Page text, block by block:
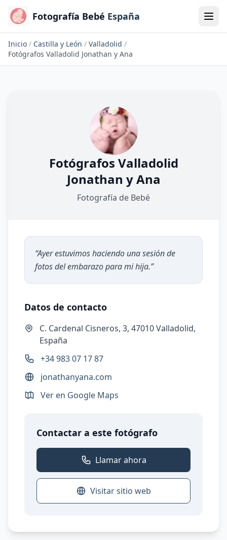
Fotografía Bebé España
Inicio / Castilla y León / Valladolid /
Fotógrafos Valladolid Jonathan y Ana
Fotógrafos Valladolid
Jonathan y Ana
Fotografía de Bebé
“Ayer estuvimos haciendo una sesión de
fotos del embarazo para mi hija.”
Datos de contacto
C. Cardenal Cisneros, 3, 47010 Valladolid,
España
+34 983 07 17 87
jonathanyana.com
Ver en Google Maps
Contactar a este fotógrafo
Llamar ahora
Visitar sitio web